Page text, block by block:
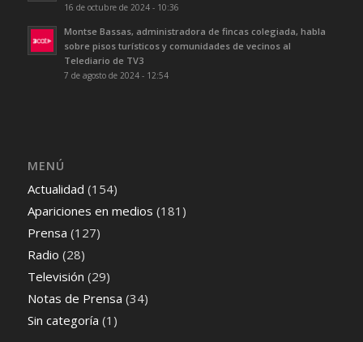
16 de octubre de 2024 - 10:36
Montse Bassas, administradora de fincas colegiada, habla
sobre pisos turísticos y comunidades de vecinos al
Telediario de TV3
7 de agosto de 2024 - 12:54
MENÚ
Actualidad (154)
Apariciones en medios (181)
Prensa (127)
Radio (28)
Televisión (29)
Notas de Prensa (34)
Sin categoría (1)